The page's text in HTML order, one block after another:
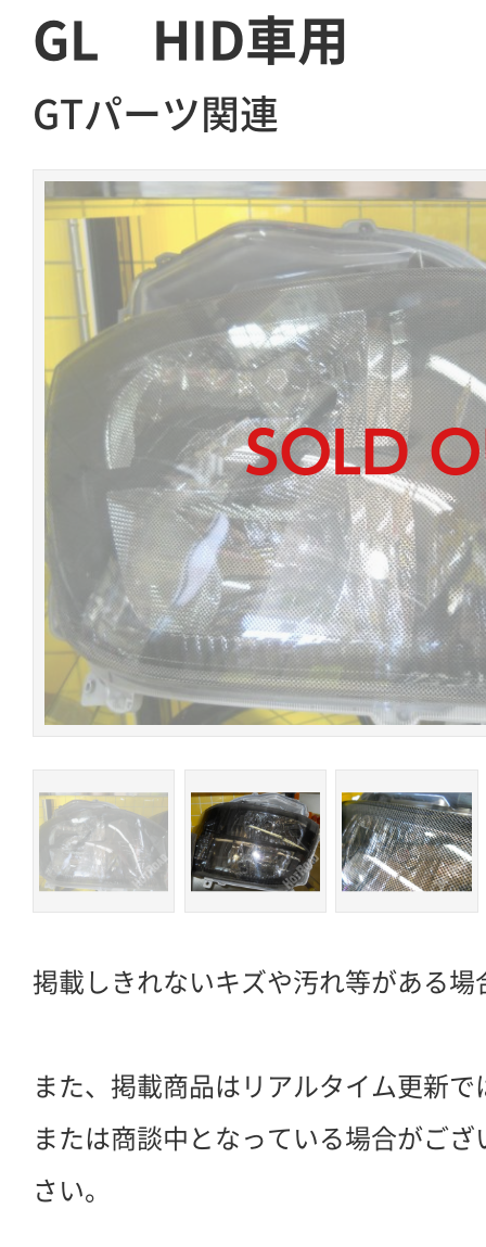
GL HID車用
GTパーツ関連
掲載しきれないキズや汚れ等がある場
また、掲載商品はリアルタイム更新
または商談中となっている場合がご
さい。